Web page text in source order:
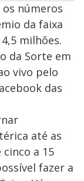
os números
da faixa
milhões.
da Sorte em
vivo pelo
das
até as
a 15
fazer a